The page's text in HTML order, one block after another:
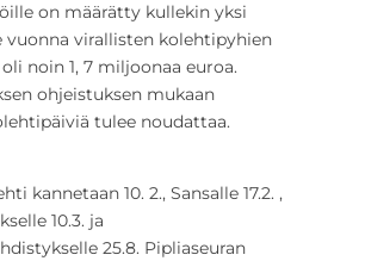
on määrätty kullekin yksi
vuonna virallisten kolehtipyhien
noin 1, 7 miljoonaa euroa.
ohjeistuksen mukaan
tulee noudattaa.
kannetaan 10. 2., Sansalle 17.2. ,
10.3. ja
25.8. Pipliaseuran